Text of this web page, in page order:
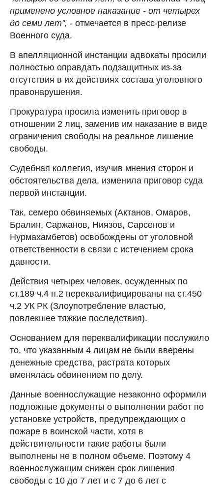
применено условное наказание - от четырех
до семи лет", - отмечается в пресс-релизе
Военного суда.
В апелляционной инстанции адвокаты просили
полностью оправдать подзащитных из-за
отсутствия в их действиях состава уголовного
правонарушения.
Прокуратура просила изменить приговор в
отношении 2 лиц, заменив им наказание в виде
ограничения свободы на реальное лишение
свободы.
Судебная коллегия, изучив мнения сторон и
обстоятельства дела, изменила приговор суда
первой инстанции.
Так, семеро обвиняемых (Актанов, Омаров,
Бралин, Саржанов, Ниязов, Сарсенов и
Нурмахамбетов) освобождены от уголовной
ответственности в связи с истечением срока
давности.
Действия четырех человек, осужденных по
ст.189 ч.4 п.2 переквалифицированы на ст.450
ч.2 УК РК (Злоупотребление властью,
повлекшее тяжкие последствия).
Основанием для переквалификации послужило
то, что указанным 4 лицам не были вверены
денежные средства, растрата которых
вменялась обвинением по делу.
Данные военнослужащие незаконно оформили
подложные документы о выполнении работ по
установке устройств, предупреждающих о
пожаре в воинской части, хотя в
действительности такие работы были
выполнены не в полном объеме. Поэтому 4
военнослужащим снижен срок лишения
свободы с 10 до 7 лет и с 7 до 6 лет с